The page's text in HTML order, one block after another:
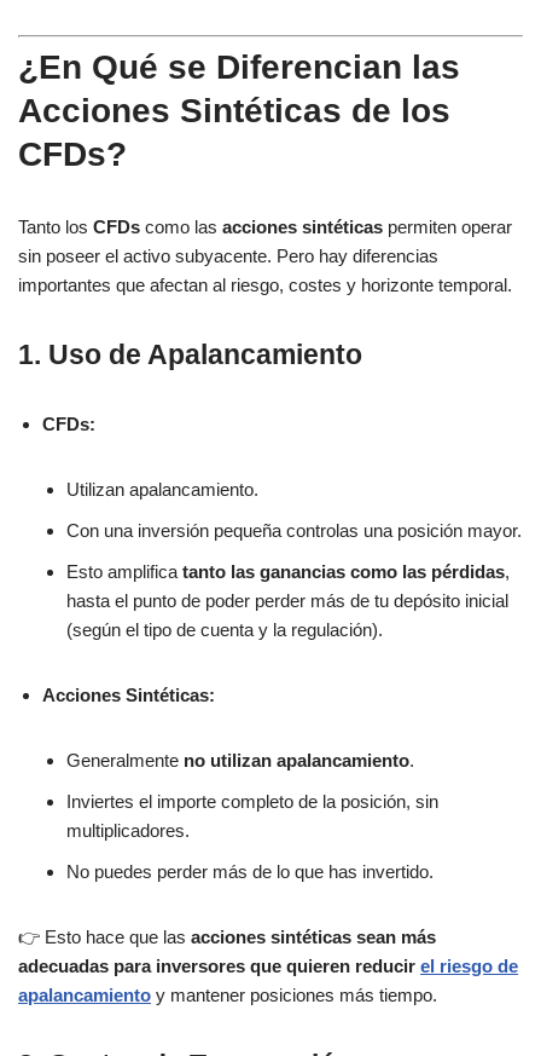
¿En Qué se Diferencian las
Acciones Sintéticas de los
CFDs?
Tanto los CFDs como las acciones sintéticas permiten operar
sin poseer el activo subyacente. Pero hay diferencias
importantes que afectan al riesgo, costes y horizonte temporal.
1. Uso de Apalancamiento
CFDs:
Utilizan apalancamiento.
Con una inversión pequeña controlas una posición mayor.
Esto amplifica tanto las ganancias como las pérdidas,
hasta el punto de poder perder más de tu depósito inicial
(según el tipo de cuenta y la regulación).
Acciones Sintéticas:
Generalmente no utilizan apalancamiento.
Inviertes el importe completo de la posición, sin
multiplicadores.
No puedes perder más de lo que has invertido.
👉 Esto hace que las acciones sintéticas sean más
adecuadas para inversores que quieren reducir el riesgo de
apalancamiento y mantener posiciones más tiempo.